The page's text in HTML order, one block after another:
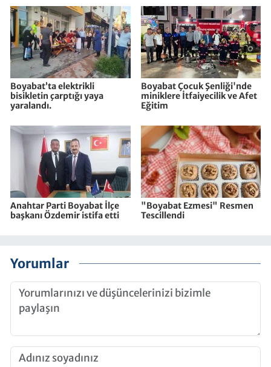
Boyabat’ta elektrikli
bisikletin çarptığı yaya
yaralandı.
Boyabat Çocuk Şenliği'nde
miniklere İtfaiyecilik ve Afet
Eğitim
Anahtar Parti Boyabat İlçe
başkanı Özdemir istifa etti
"Boyabat Ezmesi" Resmen
Tescillendi
Yorumlar